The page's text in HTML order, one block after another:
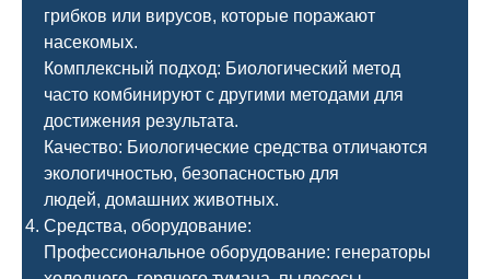
грибков или вирусов, которые поражают
насекомых.
Комплексный подход: Биологический метод
часто комбинируют с другими методами для
достижения результата.
Качество: Биологические средства отличаются
экологичностью, безопасностью для
людей, домашних животных.
Средства, оборудование:
Профессиональное оборудование: генераторы